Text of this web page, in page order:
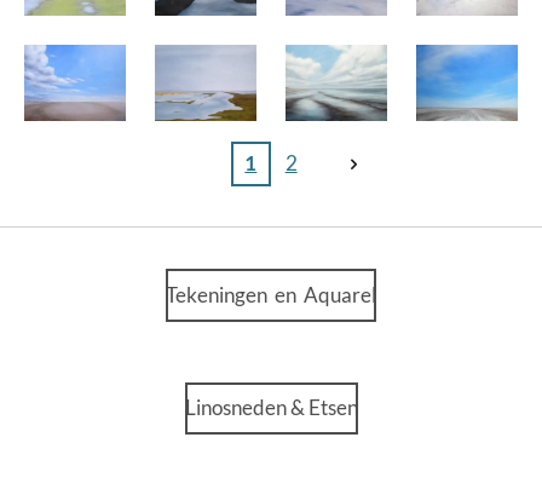
1 2
Tekeningen en Aquarel
Linosneden & Etsen